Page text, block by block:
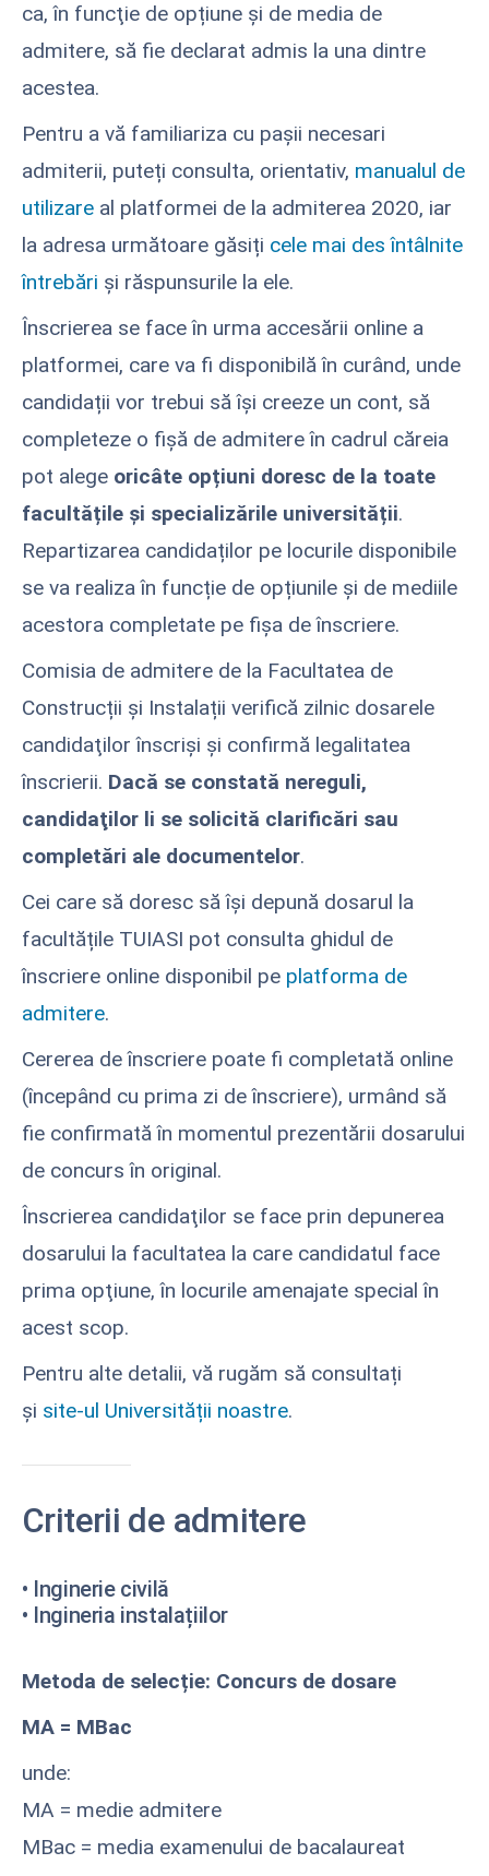
ca, în funcţie de opțiune și de media de
admitere, să fie declarat admis la una dintre
acestea.
Pentru a vă familiariza cu pașii necesari
admiterii, puteți consulta, orientativ, manualul de
utilizare al platformei de la admiterea 2020, iar
la adresa următoare găsiți cele mai des întâlnite
întrebări și răspunsurile la ele.
Înscrierea se face în urma accesării online a
platformei, care va fi disponibilă în curând, unde
candidații vor trebui să își creeze un cont, să
completeze o fișă de admitere în cadrul căreia
pot alege oricâte opțiuni doresc de la toate
facultățile și specializările universității.
Repartizarea candidaților pe locurile disponibile
se va realiza în funcție de opțiunile și de mediile
acestora completate pe fișa de înscriere.
Comisia de admitere de la Facultatea de
Construcții și Instalații verifică zilnic dosarele
candidaţilor înscrişi şi confirmă legalitatea
înscrierii. Dacă se constată nereguli,
candidaţilor li se solicită clarificări sau
completări ale documentelor.
Cei care să doresc să își depună dosarul la
facultățile TUIASI pot consulta ghidul de
înscriere online disponibil pe platforma de
admitere.
Cererea de înscriere poate fi completată online
(începând cu prima zi de înscriere), urmând să
fie confirmată în momentul prezentării dosarului
de concurs în original.
Înscrierea candidaţilor se face prin depunerea
dosarului la facultatea la care candidatul face
prima opţiune, în locurile amenajate special în
acest scop.
Pentru alte detalii, vă rugăm să consultați
și site-ul Universității noastre.
Criterii de admitere
• Inginerie civilă
• Ingineria instalațiilor
Metoda de selecție: Concurs de dosare
MA = MBac
unde:
MA = medie admitere
MBac = media examenului de bacalaureat